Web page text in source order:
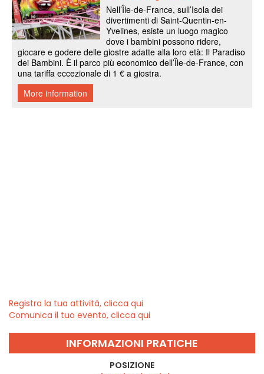
Registra la tua attività, clicca qui
Comunica il tuo evento, clicca qui
INFORMAZIONI PRATICHE
POSIZIONE